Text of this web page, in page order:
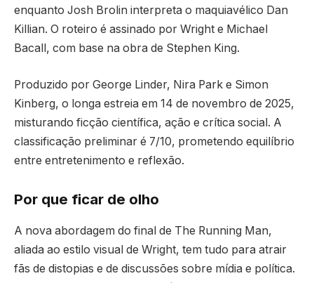
enquanto Josh Brolin interpreta o maquiavélico Dan
Killian. O roteiro é assinado por Wright e Michael
Bacall, com base na obra de Stephen King.
Produzido por George Linder, Nira Park e Simon
Kinberg, o longa estreia em 14 de novembro de 2025,
misturando ficção científica, ação e crítica social. A
classificação preliminar é 7/10, prometendo equilíbrio
entre entretenimento e reflexão.
Por que ficar de olho
A nova abordagem do final de The Running Man,
aliada ao estilo visual de Wright, tem tudo para atrair
fãs de distopias e de discussões sobre mídia e política.